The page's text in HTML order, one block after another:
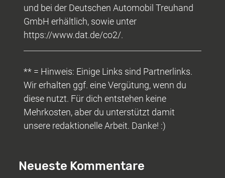
und bei der Deutschen Automobil Treuhand
GmbH erhältlich, sowie unter
https://www.dat.de/co2/.
** = Hinweis: Einige Links sind Partnerlinks.
Wir erhalten ggf. eine Vergütung, wenn du
diese nutzt. Für dich entstehen keine
Mehrkosten, aber du unterstützt damit
unsere redaktionelle Arbeit. Danke! :)
Neueste Kommentare